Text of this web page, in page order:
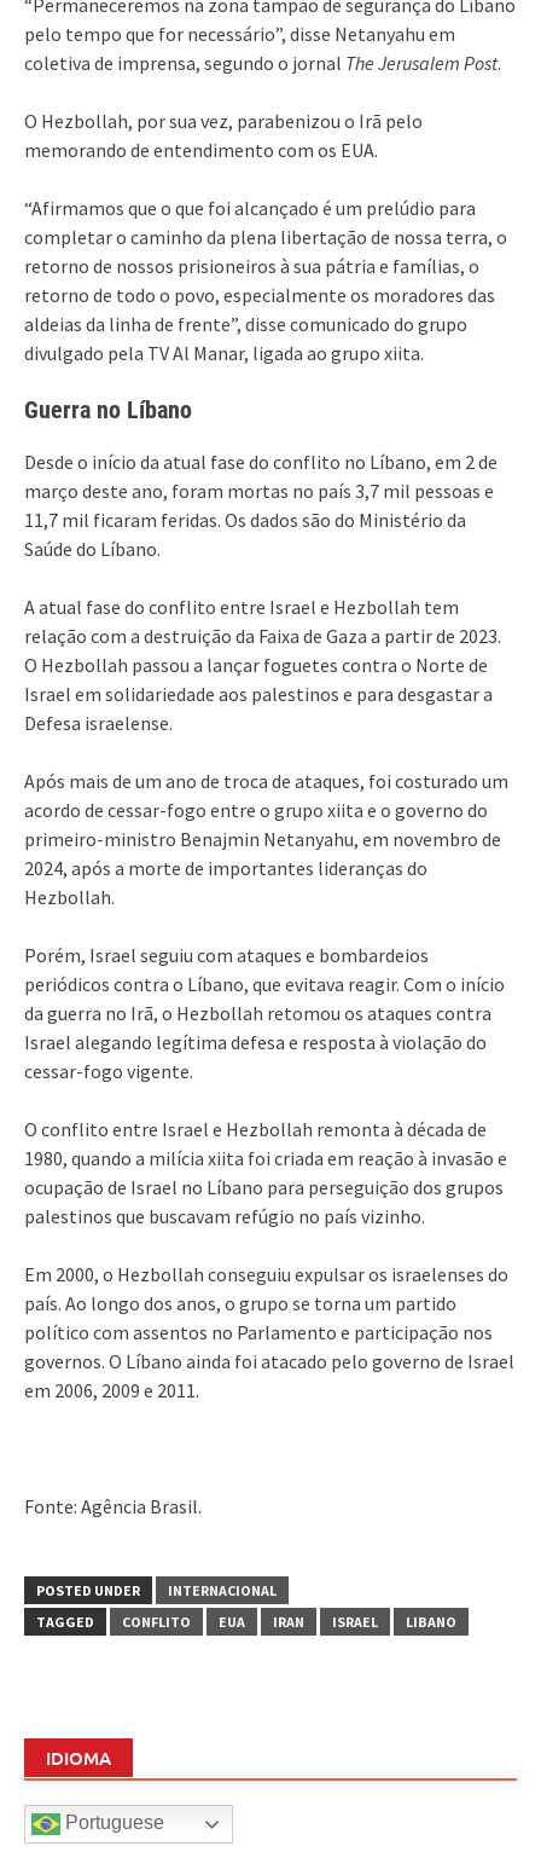
pelo tempo que for necessário”, disse Netanyahu em
coletiva de imprensa, segundo o jornal The Jerusalem Post.
O Hezbollah, por sua vez, parabenizou o Irã pelo
memorando de entendimento com os EUA.
“Afirmamos que o que foi alcançado é um prelúdio para
completar o caminho da plena libertação de nossa terra, o
retorno de nossos prisioneiros à sua pátria e famílias, o
retorno de todo o povo, especialmente os moradores das
aldeias da linha de frente”, disse comunicado do grupo
divulgado pela TV Al Manar, ligada ao grupo xiita.
Guerra no Líbano
Desde o início da atual fase do conflito no Líbano, em 2 de
março deste ano, foram mortas no país 3,7 mil pessoas e
11,7 mil ficaram feridas. Os dados são do Ministério da
Saúde do Líbano.
A atual fase do conflito entre Israel e Hezbollah tem
relação com a destruição da Faixa de Gaza a partir de 2023.
O Hezbollah passou a lançar foguetes contra o Norte de
Israel em solidariedade aos palestinos e para desgastar a
Defesa israelense.
Após mais de um ano de troca de ataques, foi costurado um
acordo de cessar-fogo entre o grupo xiita e o governo do
primeiro-ministro Benajmin Netanyahu, em novembro de
2024, após a morte de importantes lideranças do
Hezbollah.
Porém, Israel seguiu com ataques e bombardeios
periódicos contra o Líbano, que evitava reagir. Com o início
da guerra no Irã, o Hezbollah retomou os ataques contra
Israel alegando legítima defesa e resposta à violação do
cessar-fogo vigente.
O conflito entre Israel e Hezbollah remonta à década de
1980, quando a milícia xiita foi criada em reação à invasão e
ocupação de Israel no Líbano para perseguição dos grupos
palestinos que buscavam refúgio no país vizinho.
Em 2000, o Hezbollah conseguiu expulsar os israelenses do
país. Ao longo dos anos, o grupo se torna um partido
político com assentos no Parlamento e participação nos
governos. O Líbano ainda foi atacado pelo governo de Israel
em 2006, 2009 e 2011.
Fonte: Agência Brasil.
POSTED UNDER
INTERNACIONAL
TAGGED
CONFLITO EUA IRAN ISRAEL LIBANO
IDIOMA
Portuguese